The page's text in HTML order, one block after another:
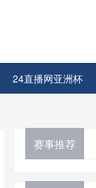
24直播网亚洲杯
赛事推荐